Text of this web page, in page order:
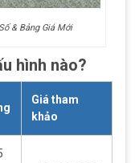
& Bảng Giá Mới
hình nào?
Giá tham
khảo